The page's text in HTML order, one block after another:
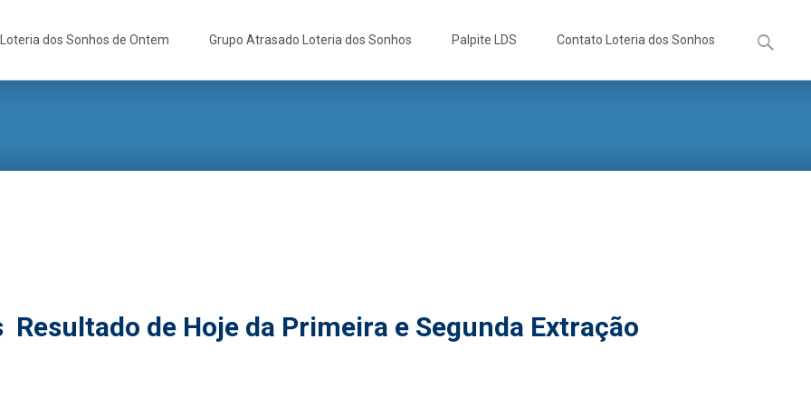
Loteria dos Sonhos de Ontem Grupo Atrasado Loteria dos Sonhos Palpite LDS Contato Loteria dos Sonhos
por:
de Hoje da Primeira e Segunda Extração